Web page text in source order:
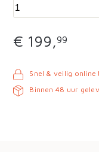
€ 199,99
Snel & veilig online
Binnen 48 uur